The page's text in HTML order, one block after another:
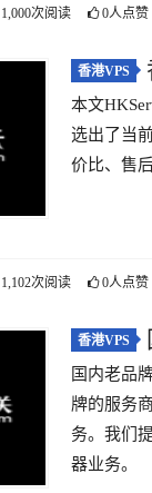
1,000次阅读 0人点赞
香港VPS
1核
本文
选出了当
价比、售
1,102次阅读 0人点赞
香港VPS
测评
国内老品
牌的服务
务。我们
器业务。